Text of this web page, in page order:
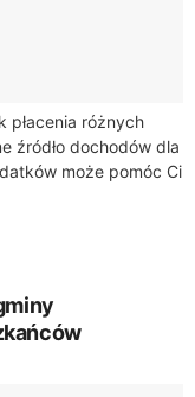
płacenia różnych
źródło dochodów dla
może pomóc Ci
a...